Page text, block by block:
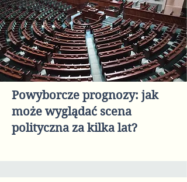
Powyborcze prognozy: jak
może wyglądać scena
polityczna za kilka lat?